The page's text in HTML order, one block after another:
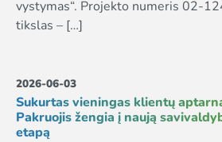
vystymas“. Projekto numeris 02-
tikslas – […]
2026-06-03
Sukurtas vieningas klientų
Pakruojis žengia į naują
etapą